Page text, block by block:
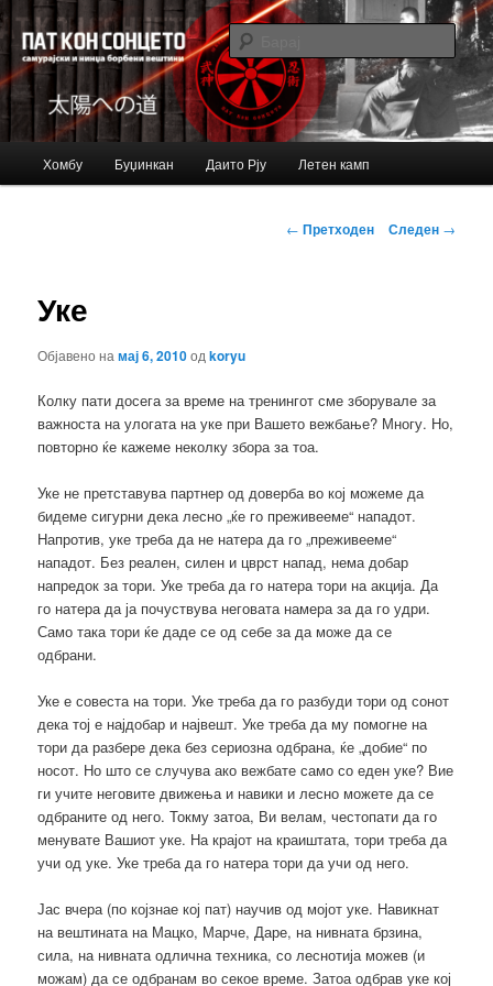
Bujinkan blog
Just another Bujinkan Sites site
Барај
Оди
содржина
Хомбу Буџинкан Даито Рју Летен камп
Навигација
← Претходен Следен →
Уке
Објавено намај 6, 2010одkoryu
Колку пати досега за време на тренингот сме зборувале за
важноста на улогата на уке при Вашето вежбање? Многу. Но,
повторно ќе кажеме неколку збора за тоа.
Уке не претставува партнер од доверба во кој можеме да
бидеме сигурни дека лесно „ќе го преживееме“ нападот.
Напротив, уке треба да не натера да го „преживееме“
нападот. Без реален, силен и цврст напад, нема добар
напредок за тори. Уке треба да го натера тори на акција. Да
го натера да ја почуствува неговата намера за да го удри.
Само така тори ќе даде се од себе за да може да се
одбрани.
Уке е совеста на тори. Уке треба да го разбуди тори од сонот
дека тој е најдобар и највешт. Уке треба да му помогне на
тори да разбере дека без сериозна одбрана, ќе „добие“ по
носот. Но што се случува ако вежбате само со еден уке? Вие
ги учите неговите движења и навики и лесно можете да се
одбраните од него. Токму затоа, Ви велам, честопати да го
менувате Вашиот уке. На крајот на краиштата, тори треба да
учи од уке. Уке треба да го натера тори да учи од него.
Јас вчера (по којзнае кој пат) научив од мојот уке. Навикнат
на вештината на Мацко, Марче, Даре, на нивната брзина,
сила, на нивната одлична техника, со леснотија можев (и
можам) да се одбранам во секое време. Затоа одбрав уке кој